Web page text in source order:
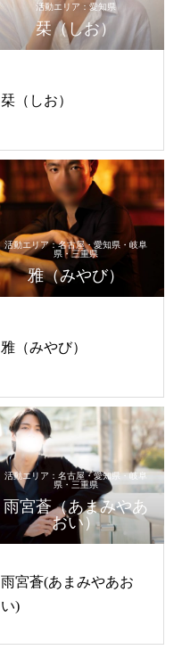
活動エリア：愛知県
栞（しお）
栞（しお）
活動エリア：名古屋・愛知県・岐阜
県・三重県
雅（みやび）
雅（みやび）
活動エリア：名古屋・愛知県・岐阜
県・三重県
雨宮蒼（あまみやあ
おい）
雨宮蒼(あまみやあお
い)